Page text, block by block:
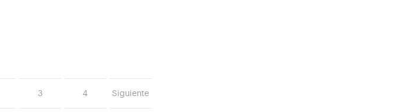
3 4 Siguiente